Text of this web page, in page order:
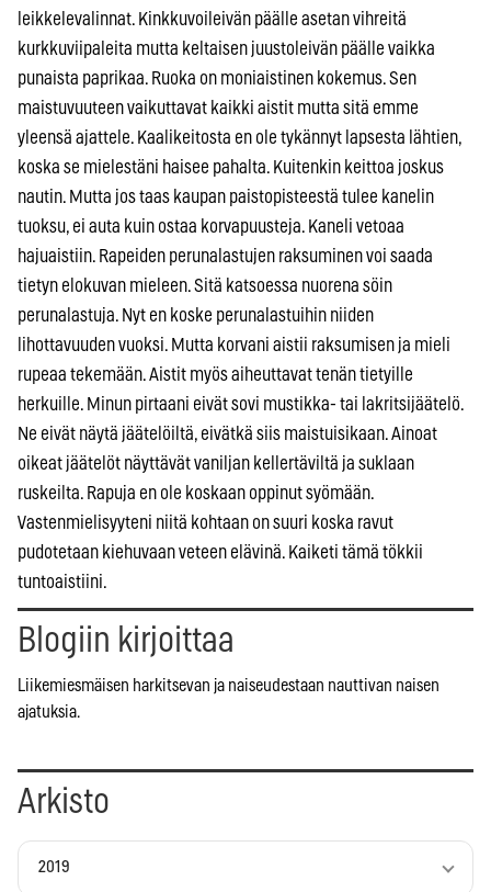
leikkelevalinnat. Kinkkuvoileivän päälle asetan vihreitä
kurkkuviipaleita mutta keltaisen juustoleivän päälle vaikka
punaista paprikaa. Ruoka on moniaistinen kokemus. Sen
maistuvuuteen vaikuttavat kaikki aistit mutta sitä emme
yleensä ajattele. Kaalikeitosta en ole tykännyt lapsesta lähtien,
koska se mielestäni haisee pahalta. Kuitenkin keittoa joskus
nautin. Mutta jos taas kaupan paistopisteestä tulee kanelin
tuoksu, ei auta kuin ostaa korvapuusteja. Kaneli vetoaa
hajuaistiin. Rapeiden perunalastujen raksuminen voi saada
tietyn elokuvan mieleen. Sitä katsoessa nuorena söin
perunalastuja. Nyt en koske perunalastuihin niiden
lihottavuuden vuoksi. Mutta korvani aistii raksumisen ja mieli
rupeaa tekemään. Aistit myös aiheuttavat tenän tietyille
herkuille. Minun pirtaani eivät sovi mustikka- tai lakritsijäätelö.
Ne eivät näytä jäätelöiltä, eivätkä siis maistuisikaan. Ainoat
oikeat jäätelöt näyttävät vaniljan kellertäviltä ja suklaan
ruskeilta. Rapuja en ole koskaan oppinut syömään.
Vastenmielisyyteni niitä kohtaan on suuri koska ravut
pudotetaan kiehuvaan veteen elävinä. Kaiketi tämä tökkii
tuntoaistiini.
Blogiin kirjoittaa
Liikemiesmäisen harkitsevan ja naiseudestaan nauttivan naisen
ajatuksia.
Arkisto
2019